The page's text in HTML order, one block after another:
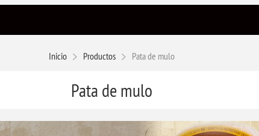
Inicio Productos Pata de mulo
Pata de mulo